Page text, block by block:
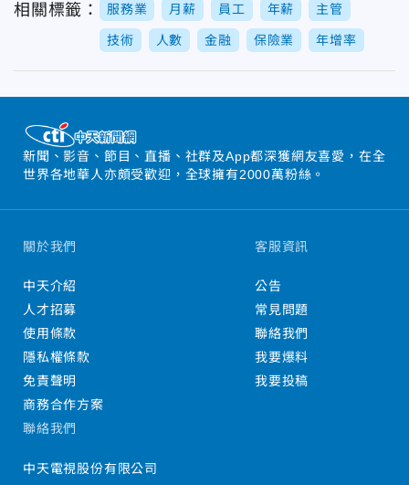
相關標籤： 服務業 月薪 員工 年薪 主管
技術 人數 金融 保險業 年增率
新聞、影音、節目、直播、社群及App都深獲網友喜愛，在全
世界各地華人亦頗受歡迎，全球擁有2000萬粉絲。
關於我們
中天介紹
人才招募
使用條款
隱私權條款
免責聲明
商務合作方案
客服資訊
公告
常見問題
聯絡我們
我要爆料
我要投稿
聯絡我們
中天電視股份有限公司